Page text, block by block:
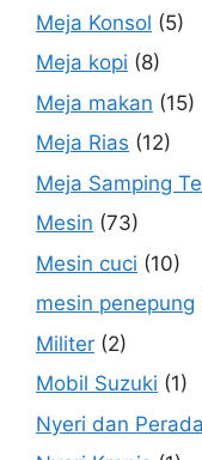
Meja Konsol (5)
Meja kopi (8)
Meja makan (15)
Meja Rias (12)
Meja Samping
Mesin (73)
Mesin cuci (10)
mesin penepung
Militer (2)
Mobil Suzuki (1)
Nyeri dan